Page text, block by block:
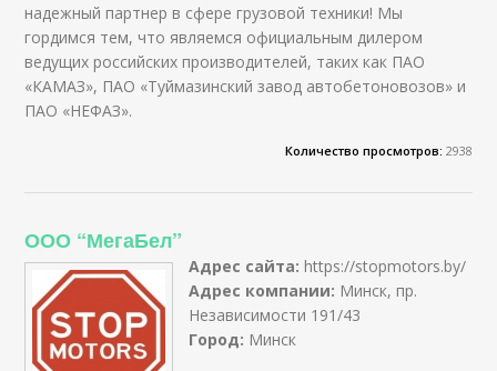
надежный партнер в сфере грузовой техники! Мы
гордимся тем, что являемся официальным дилером
ведущих российских производителей, таких как ПАО
«КАМАЗ», ПАО «Туймазинский завод автобетоновозов» и
ПАО «НЕФАЗ».
Количество просмотров: 2938
ООО “МегаБел”
Адрес сайта: https://stopmotors.by/
Адрес компании: Минск, пр.
Независимости 191/43
Город: Минск